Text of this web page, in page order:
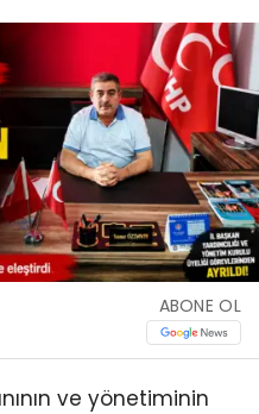
ABONE OL
ve yönetiminin